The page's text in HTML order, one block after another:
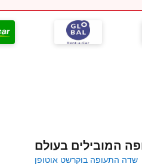
המובילים בעולם
שדה התעופה בוקרשט אוטופן